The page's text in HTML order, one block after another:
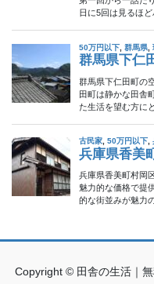
Copyright © 田舎の生活｜